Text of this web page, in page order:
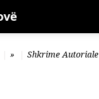
» Shkrime Autoriale